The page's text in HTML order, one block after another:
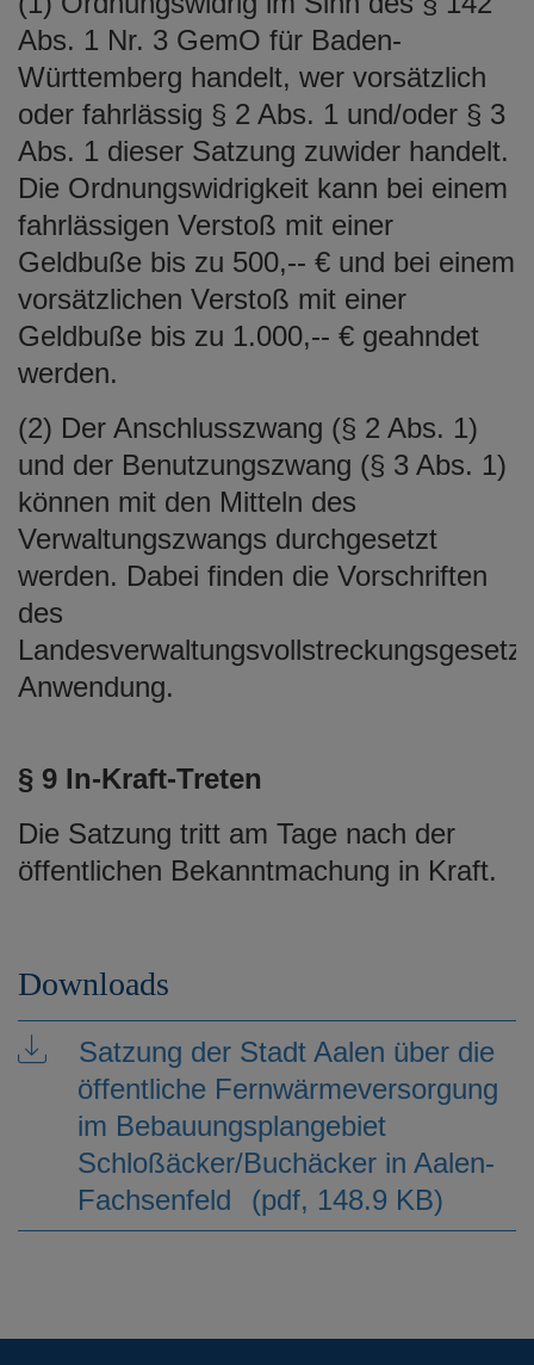
Abs. 1 Nr. 3 GemO für Baden-
Württemberg handelt, wer vorsätzlich
oder fahrlässig § 2 Abs. 1 und/oder § 3
Abs. 1 dieser Satzung zuwider handelt.
Die Ordnungswidrigkeit kann bei einem
fahrlässigen Verstoß mit einer
Geldbuße bis zu 500,-- € und bei einem
vorsätzlichen Verstoß mit einer
Geldbuße bis zu 1.000,-- € geahndet
werden.
(2) Der Anschlusszwang (§ 2 Abs. 1)
und der Benutzungszwang (§ 3 Abs. 1)
können mit den Mitteln des
Verwaltungszwangs durchgesetzt
werden. Dabei finden die Vorschriften
des
Anwendung.
§ 9 In-Kraft-Treten
Die Satzung tritt am Tage nach der
öffentlichen Bekanntmachung in Kraft.
Downloads
Satzung der Stadt Aalen über die
öffentliche Fernwärmeversorgung
im Bebauungsplangebiet
Schloßäcker/Buchäcker in Aalen-
Fachsenfeld
(pdf, 148.9 KB)